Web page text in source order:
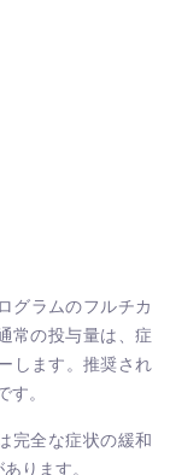
グラムのフルチカ
常の投与量は、症
します。推奨され
。
完全な症状の緩和
ります。